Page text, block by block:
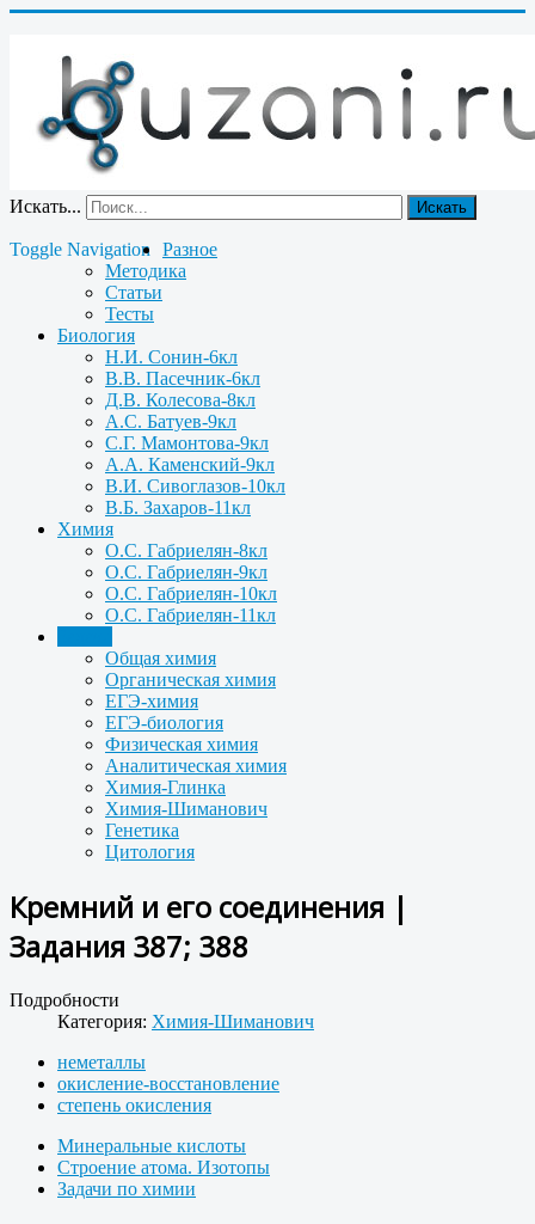
Искать... Искать
Toggle Navigation
Разное
Методика
Статьи
Тесты
Биология
Н.И. Сонин-6кл
В.В. Пасечник-6кл
Д.В. Колесова-8кл
А.С. Батуев-9кл
С.Г. Мамонтова-9кл
А.А. Каменский-9кл
В.И. Сивоглазов-10кл
В.Б. Захаров-11кл
Химия
О.С. Габриелян-8кл
О.С. Габриелян-9кл
О.С. Габриелян-10кл
О.С. Габриелян-11кл
Общая химия
Органическая химия
ЕГЭ-химия
ЕГЭ-биология
Физическая химия
Аналитическая химия
Химия-Глинка
Химия-Шиманович
Генетика
Цитология
Кремний и его соединения |
Задания 387; 388
Подробности
Категория: Химия-Шиманович
неметаллы
окисление-восстановление
степень окисления
Минеральные кислоты
Строение атома. Изотопы
Задачи по химии